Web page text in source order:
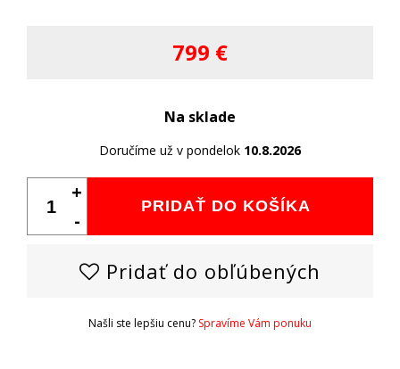
799 €
Na sklade
Doručíme už v pondelok 10.8.2026
PRIDAŤ DO KOŠÍKA
+
-
Pridať do obľúbených
Našli ste lepšiu cenu? Spravíme Vám ponuku